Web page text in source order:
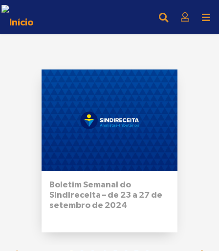
Boletim Semanal do
Sindireceita – de 23 a 27 de
setembro de 2024